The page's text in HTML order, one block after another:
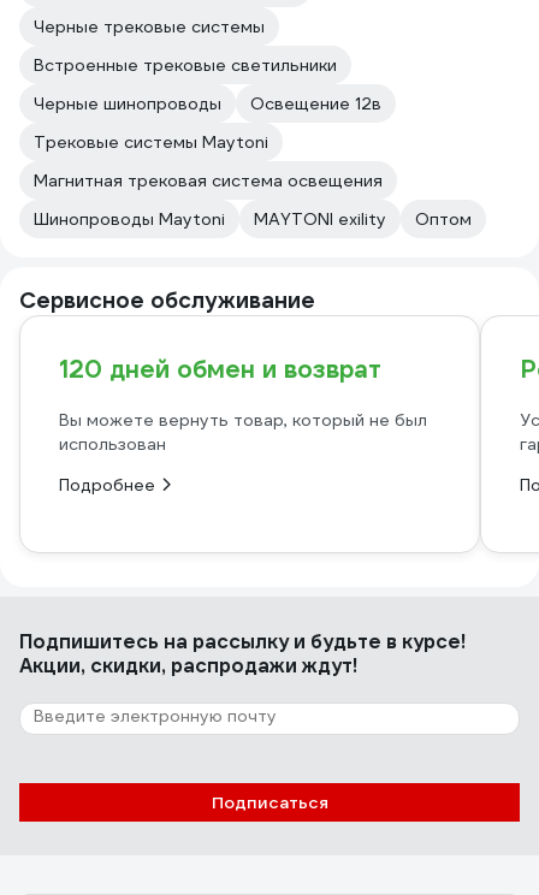
Черные трековые системы
Встроенные трековые светильники
Черные шинопроводы
Освещение 12в
Трековые системы Maytoni
Магнитная трековая система освещения
Шинопроводы Maytoni
MAYTONI exility Оптом
Сервисное обслуживание
120 дней обмен и возврат
Вы можете вернуть товар, который не был
использован
Подробнее
Подпишитесь на рассылкуи будьте в курсе!
Акции, скидки, распродажи ждут!
Подписаться